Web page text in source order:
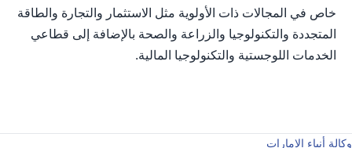
خاص في المجالات ذات الأولوية مثل الاستثمار والتجارة والطاقة
المتجددة والتكنولوجيا والزراعة والصحة بالإضافة إلى قطاعي
الخدمات اللوجستية والتكنولوجيا المالية.
وكالة أنباء الإمارات